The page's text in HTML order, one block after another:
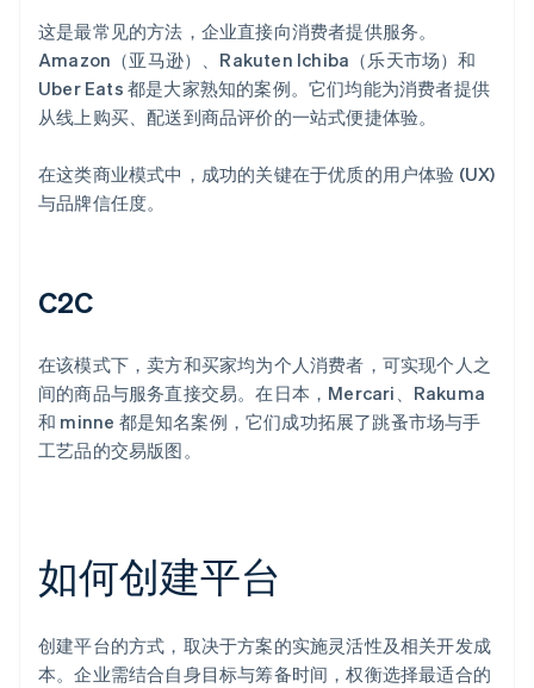
这是最常见的方法，企业直接向消费者提供服务。
Amazon（亚马逊）、Rakuten Ichiba（乐天市场）和
Uber Eats 都是大家熟知的案例。它们均能为消费者提供
从线上购买、配送到商品评价的一站式便捷体验。
在这类商业模式中，成功的关键在于优质的用户体验 (UX)
与品牌信任度。
C2C
在该模式下，卖方和买家均为个人消费者，可实现个人之
间的商品与服务直接交易。在日本，Mercari、Rakuma
和 minne 都是知名案例，它们成功拓展了跳蚤市场与手
工艺品的交易版图。
如何创建平台
创建平台的方式，取决于方案的实施灵活性及相关开发成
本。企业需结合自身目标与筹备时间，权衡选择最适合的